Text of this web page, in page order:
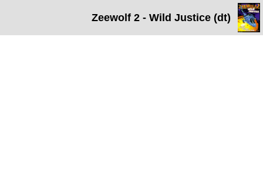
Zeewolf 2 - Wild Justice (dt)